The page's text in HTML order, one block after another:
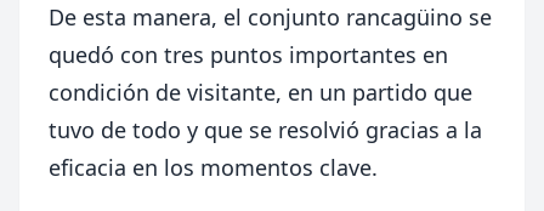
De esta manera, el conjunto rancagüino se
quedó con tres puntos importantes en
condición de visitante, en un partido que
tuvo de todo y que se resolvió gracias a la
eficacia en los momentos clave.